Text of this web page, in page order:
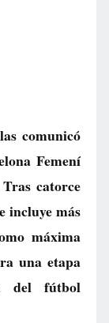
comunicó
Femení
catorce
incluye más
máxima
una etapa
del fútbol